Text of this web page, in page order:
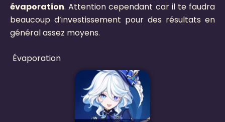
évaporation. Attention cependant car il te faudra
beaucoup d’investissement pour des résultats en
général assez moyens.
Évaporation